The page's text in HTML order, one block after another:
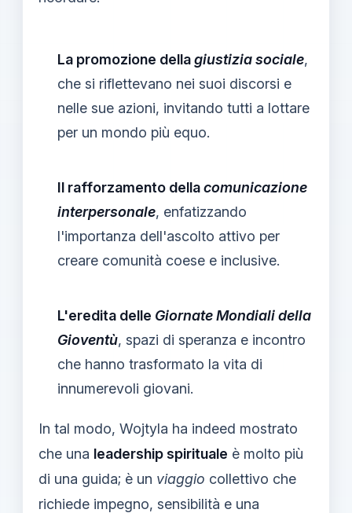
La promozione dellagiustizia sociale,
che si riflettevano nei suoi discorsi e
nelle sue azioni, invitando tutti a lottare
per un mondo più equo.
Il rafforzamento dellacomunicazione
interpersonale, enfatizzando
l'importanza dell'ascolto attivo per
creare comunità coese e inclusive.
L'eredita delle Giornate Mondiali della
Gioventù, spazi di speranza e incontro
che hanno trasformato la vita di
innumerevoli giovani.
In tal modo, Wojtyla ha indeed mostrato
che una leadership spirituale è molto più
di una guida; è un viaggio collettivo che
richiede impegno, sensibilità e una